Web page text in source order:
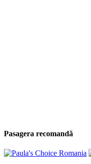
Pasagera recomandă